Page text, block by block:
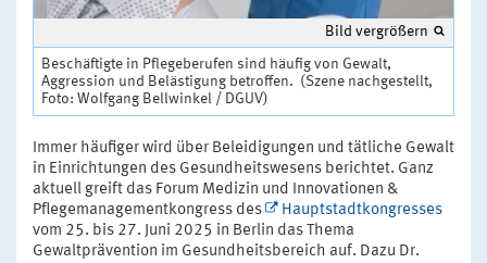
Bild vergrößern
Beschäftigte in Pflegeberufen sind häufig von Gewalt,
Aggression und Belästigung betroffen. (Szene nachgestellt,
Foto: Wolfgang Bellwinkel / DGUV)
Immer häufiger wird über Beleidigungen und tätliche Gewalt
in Einrichtungen des Gesundheitswesens berichtet. Ganz
aktuell greift das Forum Medizin und Innovationen &
Pflegemanagementkongress des
Hauptstadtkongresses
vom 25. bis 27. Juni 2025 in Berlin das Thema
Gewaltprävention im Gesundheitsbereich auf. Dazu Dr.